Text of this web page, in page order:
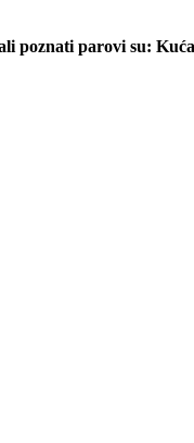
poznati parovi su: